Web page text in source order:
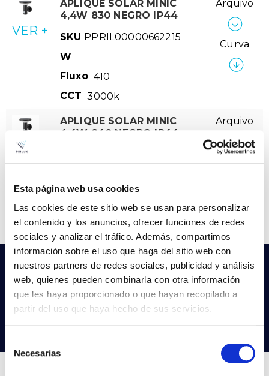
Esta página web usa cookies
Las cookies de este sitio web se usan para personalizar
el contenido y los anuncios, ofrecer funciones de redes
sociales y analizar el tráfico. Además, compartimos
información sobre el uso que haga del sitio web con
nuestros partners de redes sociales, publicidad y análisis
web, quienes pueden combinarla con otra información
que les haya proporcionado o que hayan recopilado a
partir del uso que haya hecho de sus servicios.
de Necesarias
VER +
APLIQUE SOLAR MINIC
4,4W 830 NEGRO IP44
SKU PPRIL00000662215
W
Fluxo 410
CCT 3000k
Arquivo
Curva
VER +
APLIQUE SOLAR MINIC
4,4W 840 NEGRO IP44
Fluxo
436
CCT 4000k
Arquivo
Curva
Não encontras o que procuras?
Experimenta a nossa pesquisa avançada